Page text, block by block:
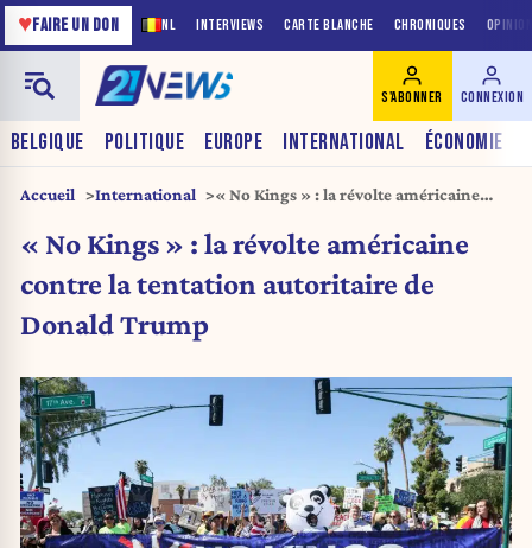
NL INTERVIEWS CARTE BLANCHE CHRONIQUES
♥FAIRE UN DON
BELGIQUE POLITIQUE EUROPE INTERNATIONAL ÉCONOMIE
S'ABONNER CONNEXION
Accueil International
« No Kings » : la révolte américaine
Donald Trump
« No Kings » : la révolte américaine
contre la tentation autoritaire de
Donald Trump